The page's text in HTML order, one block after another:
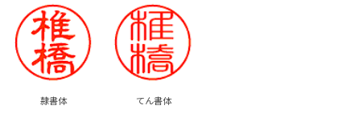
隷書体 てん書体